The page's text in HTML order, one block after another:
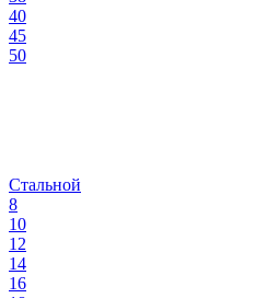
40
45
50
Стальной
8
10
12
14
16